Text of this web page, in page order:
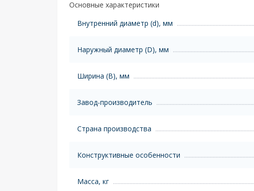
Основные характеристики
Внутренний диаметр (d), мм
Наружный диаметр (D), мм
Ширина (B), мм
Завод-производитель
Страна производства
Конструктивные особенности
Масса, кг